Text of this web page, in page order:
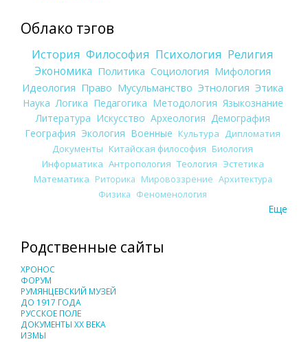
Облако тэгов
История Философия Психология Религия
Экономика Политика Социология Мифология
Идеология Право Мусульманство Этнология Этика
Наука Логика Педагогика Методология Языкознание
Литература Искусство Археология Демография
География Экология Военные Культура
Дипломатия
Документы Китайская философия Биология
Информатика Антропология Теология Эстетика
Математика Риторика Мировоззрение Архитектура
Физика Феноменология
Еще
Родственные сайты
ХРОНОС
ФОРУМ
РУМЯНЦЕВСКИЙ МУЗЕЙ
ДО 1917 ГОДА
РУССКОЕ ПОЛЕ
ДОКУМЕНТЫ XX ВЕКА
ИЗМЫ